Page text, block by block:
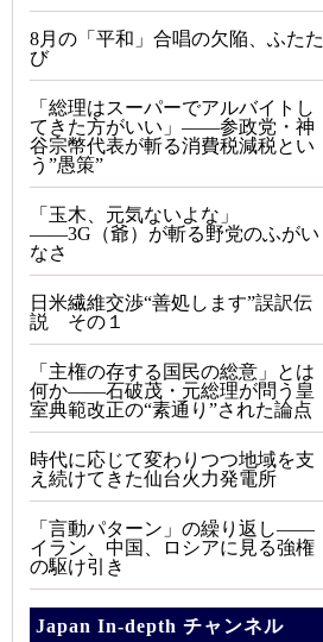
8月の「平和」合唱の欠陥、ふたた
び
「総理はスーパーでアルバイトし
てきた方がいい」――参政党・神
谷宗幣代表が斬る消費税減税とい
う”愚策”
「玉木、元気ないよな」
――3G（爺）が斬る野党のふがい
なさ
日米繊維交渉“善処します”誤訳伝
説 その１
「主権の存する国民の総意」とは
何か――石破茂・元総理が問う皇
室典範改正の“素通り”された論点
時代に応じて変わりつつ地域を支
え続けてきた仙台火力発電所
「言動パターン」の繰り返し――
イラン、中国、ロシアに見る強権
の駆け引き
Japan In-depth チャンネル